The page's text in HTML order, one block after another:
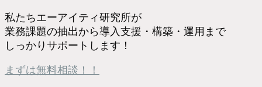
私たちエーアイティ研究所が
業務課題の抽出から導入支援・構築・運用まで
しっかりサポートします！
まずは無料相談！！